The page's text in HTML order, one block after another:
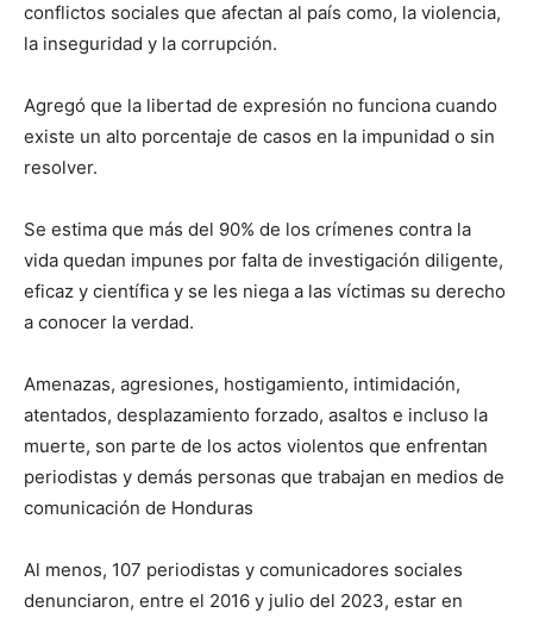
conflictos sociales que afectan al país como, la violencia,
la inseguridad y la corrupción.
Agregó que la libertad de expresión no funciona cuando
existe un alto porcentaje de casos en la impunidad o sin
resolver.
Se estima que más del 90% de los crímenes contra la
vida quedan impunes por falta de investigación diligente,
eficaz y científica y se les niega a las víctimas su derecho
a conocer la verdad.
Amenazas, agresiones, hostigamiento, intimidación,
atentados, desplazamiento forzado, asaltos e incluso la
muerte, son parte de los actos violentos que enfrentan
periodistas y demás personas que trabajan en medios de
comunicación de Honduras
Al menos, 107 periodistas y comunicadores sociales
denunciaron, entre el 2016 y julio del 2023, estar en